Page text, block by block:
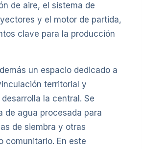
de aire, el sistema de
y el motor de partida,
clave para la producción
un espacio dedicado a
territorial y
la central. Se
de agua procesada para
de siembra y otras
comunitario. En este